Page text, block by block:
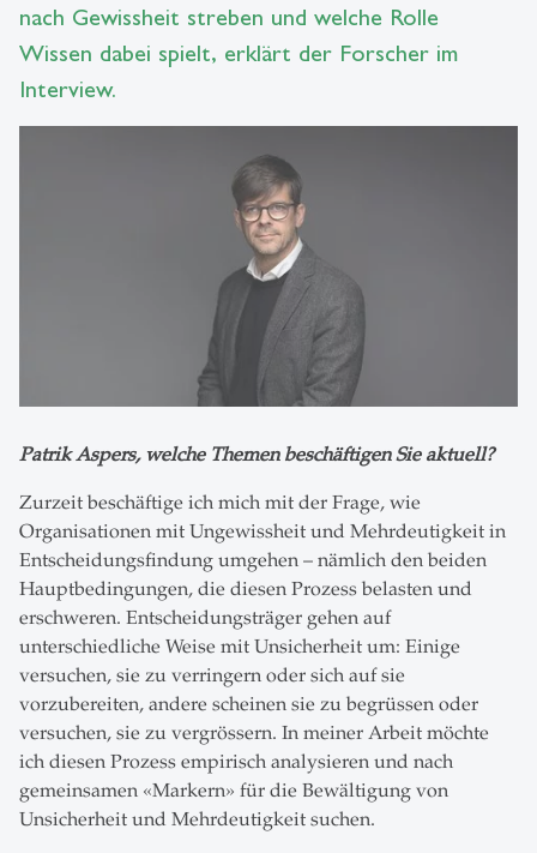
nach Gewissheit streben und welche Rolle
Wissen dabei spielt, erklärt der Forscher im
Interview.
Patrik Aspers, welche Themen beschäftigen Sie aktuell?
Zurzeit beschäftige ich mich mit der Frage, wie
Organisationen mit Ungewissheit und Mehrdeutigkeit in
Entscheidungsfindung umgehen – nämlich den beiden
Hauptbedingungen, die diesen Prozess belasten und
erschweren. Entscheidungsträger gehen auf
unterschiedliche Weise mit Unsicherheit um: Einige
versuchen, sie zu verringern oder sich auf sie
vorzubereiten, andere scheinen sie zu begrüssen oder
versuchen, sie zu vergrössern. In meiner Arbeit möchte
ich diesen Prozess empirisch analysieren und nach
gemeinsamen «Markern» für die Bewältigung von
Unsicherheit und Mehrdeutigkeit suchen.